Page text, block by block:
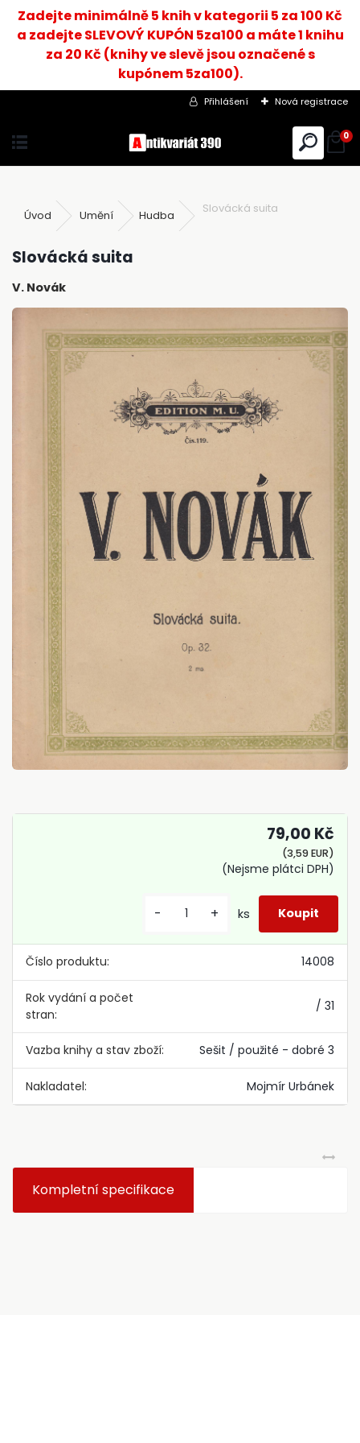
Zadejte minimálně 5 knih v kategorii 5 za 100 Kč
a zadejte SLEVOVÝ KUPÓN 5za100 a máte 1 knihu
za 20 Kč (knihy ve slevě jsou označené s
kupónem 5za100).
Přihlášení Nová registrace
0
Úvod Umění Hudba
Slovácká suita
Slovácká suita
V. Novák
Číslo produktu: 14008
Rok vydání a počet
stran:
/ 31
Vazba knihy a stav zboží: Sešit / použité - dobré 3
Nakladatel: Mojmír Urbánek
79,00 Kč
(3,59 EUR)
(Nejsme plátci DPH)
- + ks
Kompletní specifikace